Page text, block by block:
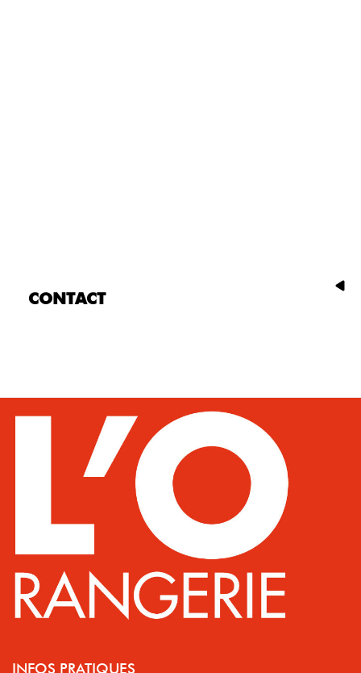
CONTACT
INFOS PRATIQUES